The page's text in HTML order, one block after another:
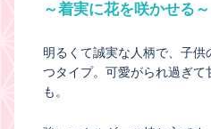
～着実に花を咲かせる～
明るくて誠実な人柄で、子
つタイプ。可愛がられ過ぎ
も。